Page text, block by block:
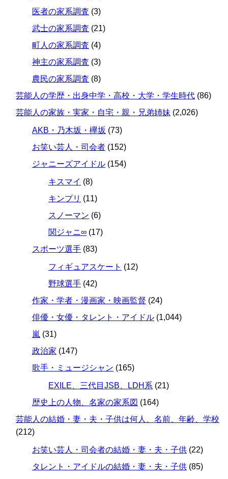
医者の家系調査 (3)
武士の家系調査 (21)
町人の家系調査 (4)
神主の家系調査 (3)
農民の家系調査 (8)
芸能人の学歴・出身中学・高校・大学・学生時代 (86)
芸能人の家族・実家・自宅・親・兄弟姉妹 (2,026)
AKB・乃木坂・欅坂 (73)
お笑い芸人・司会者 (152)
ジャニーズアイドル (154)
キスマイ (8)
キンプリ (11)
スノーマン (6)
関ジャニ∞ (17)
スポーツ選手 (83)
フィギュアスケート (12)
野球選手 (42)
作家・学者・漫画家・映画監督 (24)
俳優・女優・タレント・アイドル (1,044)
嵐 (31)
政治家 (147)
歌手・ミュージシャン (165)
EXILE、三代目JSB、LDH系 (21)
歴史上の人物、名家の家系図 (164)
芸能人の結婚・妻・夫・子供は何人、名前、年齢、学校
(212)
お笑い芸人・司会者の結婚・妻・夫・子供 (22)
タレント・アイドルの結婚・妻・夫・子供 (85)